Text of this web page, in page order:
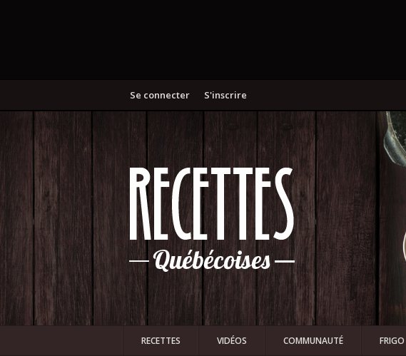
S'inscrire
Se connecter
RECETTES VIDÉOS COMMUNAUTÉ FRIGO